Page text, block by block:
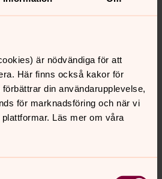
är nödvändiga för att
Här finns också kakor för
din användarupplevelse,
för marknadsföring och när vi
Läs mer om våra
inbetald avgift för gravskötseln.
inkommer eller betalning
avgiften har inkommit till
kommit församlingen